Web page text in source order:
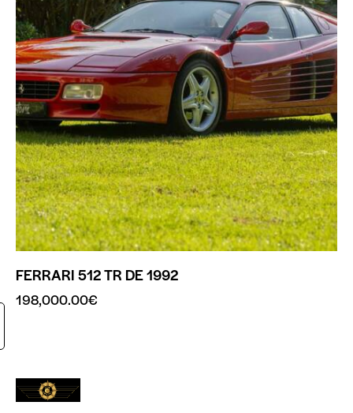
FERRARI 512 TR DE 1992
198,000.00€